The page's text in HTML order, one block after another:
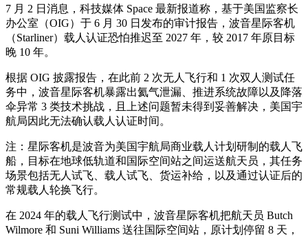
7 月 2 日消息，科技媒体 Space 最新报道称，基于美国监察长
办公室（OIG）于 6 月 30 日发布的审计报告，波音星际客机
（Starliner）载人认证恐怕推迟至 2027 年，较 2017 年原目标
晚 10 年。
根据 OIG 披露报告，在此前 2 次无人飞行和 1 次双人测试任
务中，波音星际客机暴露出氦气泄漏、推进系统故障以及降落
伞异常 3 类技术挑战，且上述问题暂未得到妥善解决，美国宇
航局因此无法确认载人认证时间。
注：星际客机是波音为美国宇航局商业载人计划研制的载人飞
船，目标在地球低轨道和国际空间站之间运送航天员，其任务
场景包括无人试飞、载人试飞、货运补给，以及通过认证后的
常规载人轮换飞行。
在 2024 年的载人飞行测试中，波音星际客机把航天员 Butch
Wilmore 和 Suni Williams 送往国际空间站，原计划停留 8 天，